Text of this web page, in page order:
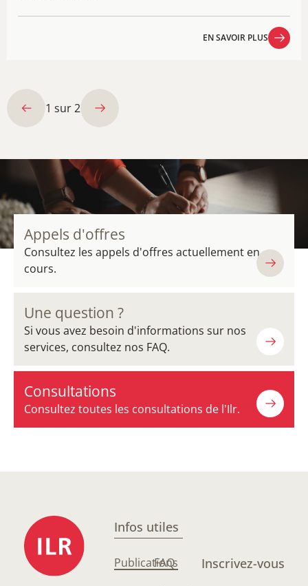
EN SAVOIR PLUS
1 sur2
Appels d'offres
Consultez les appels d'offres actuellement en
cours.
Une question ?
Si vous avez besoin d'informations sur nos
services, consultez nos FAQ.
Consultations
Consultez toutes les consultations de l'Ilr.
Infos utiles
Publications
FAQ Inscrivez-vous